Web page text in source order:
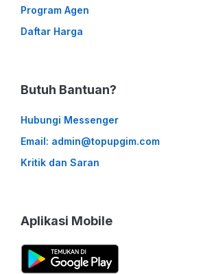
Program Agen
Daftar Harga
Butuh Bantuan?
Hubungi Messenger
Email: admin@topupgim.com
Kritik dan Saran
Aplikasi Mobile